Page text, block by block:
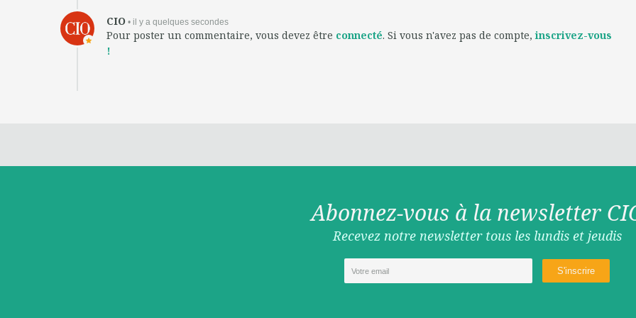
CIO • il y a quelques secondes
Pour poster un commentaire, vous devez être connecté. Si vous n'avez pas de compte,inscrivez-vous
!
Abonnez-vous à la newsletter
Recevez notre newsletter tous les lundis et jeudis